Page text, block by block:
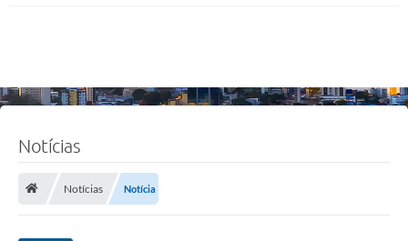
Notícias
Notícias Notícia